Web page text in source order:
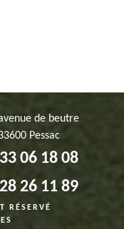
de beutre
Pessac
06 18 08
26 11 89
RÉSERVÉ